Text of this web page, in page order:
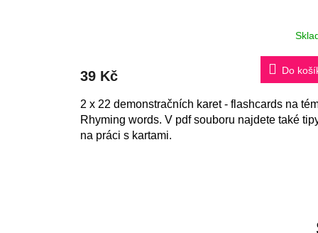
39 Kč Do
2 x 22 demonstračních karet - flashcards na
Rhyming words. V pdf souboru najdete také
na práci s kartami.